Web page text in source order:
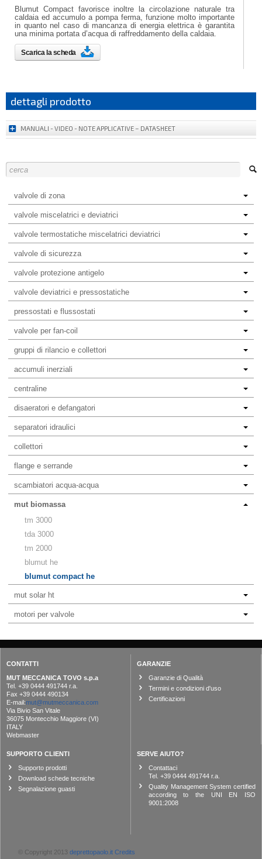
Blumut Compact favorisce inoltre la circolazione naturale tra
caldaia ed accumulo a pompa ferma, funzione molto importante
in quanto nel caso di mancanza di energia elettrica è garantita
una minima portata d’acqua di raffreddamento della caldaia.
Scarica la scheda
dettagli prodotto
MANUALI - VIDEO - NOTE APPLICATIVE – DATASHEET
valvole di zona
valvole miscelatrici e deviatrici
valvole termostatiche miscelatrici deviatrici
valvole di sicurezza
valvole protezione antigelo
valvole deviatrici e pressostatiche
pressostati e flussostati
valvole per fan-coil
gruppi di rilancio e collettori
accumuli inerziali
centraline
disaeratori e defangatori
separatori idraulici
collettori
flange e serrande
scambiatori acqua-acqua
mut biomassa
tm 3000
tda 3000
tm 2000
blumut he
blumut compact he
mut solar ht
motori per valvole
CONTATTI
MUT MECCANICA TOVO s.p.a
Tel. +39 0444 491744 r.a.
Fax +39 0444 490134
E-mail:mut@mutmeccanica.com
Via Bivio San Vitale
36075 Montecchio Maggiore (VI)
ITALY
Webmaster
GARANZIE
Garanzie di Qualità
Termini e condizioni d'uso
Certificazioni
SUPPORTO CLIENTI
Supporto prodotti
Download schede tecniche
Segnalazione guasti
SERVE AIUTO?
Contattaci
Tel. +39 0444 491744 r.a.
Quality Management System certified
according to the UNI EN ISO
9001:2008
© Copyright 2013 deprettopaolo.it Credits